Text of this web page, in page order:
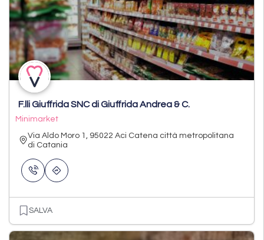
F.lli Giuffrida SNC di Giuffrida Andrea & C.
Minimarket
Via Aldo Moro 1, 95022 Aci Catena città metropolitana
di Catania
SALVA